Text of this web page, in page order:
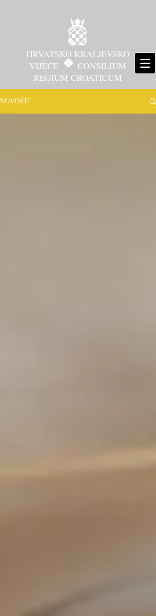
HRVATSKO KRALJEVSKO
VIJEĆE CONSILIUM
REGIUM CROATICUM
NOVOSTI